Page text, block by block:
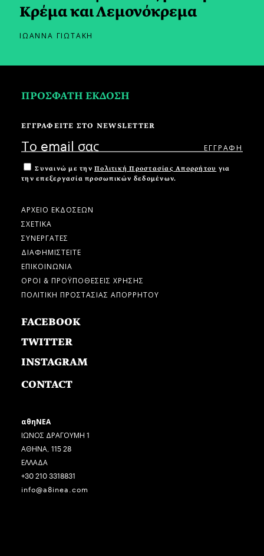
Κρέμα και Λεμονόκρεμα
ΙΩΑΝΝΑ ΓΙΩΤΑΚΗ
ΠΡΟΣΦΑΤΗ ΕΚΔΟΣΗ
ΕΓΓΡΑΦΕΙΤΕ ΣΤΟ NEWSLETTER
Συναινώ με την Πολιτική Προστασίας Απορρήτου για
την επεξεργασία προσωπικών δεδομένων.
ΑΡΧΕΙΟ ΕΚΔΟΣΕΩΝ
ΣΧΕΤΙΚΑ
ΣΥΝΕΡΓΑΤΕΣ
ΔΙΑΦΗΜΙΣΤΕΙΤΕ
ΕΠΙΚΟΙΝΩΝΙΑ
ΟΡΟΙ & ΠΡΟΫΠΟΘΕΣΕΙΣ ΧΡΗΣΗΣ
ΠΟΛΙΤΙΚΗ ΠΡΟΣΤΑΣΙΑΣ ΑΠΟΡΡΗΤΟΥ
FACEBOOK
TWITTER
INSTAGRAM
CONTACT
αθηΝΕΑ
ΙΩΝΟΣ ΔΡΑΓΟΥΜΗ 1
ΑΘΗΝΑ, 115 28
ΕΛΛΑΔΑ
+30 210 3318831
info@a8inea.com